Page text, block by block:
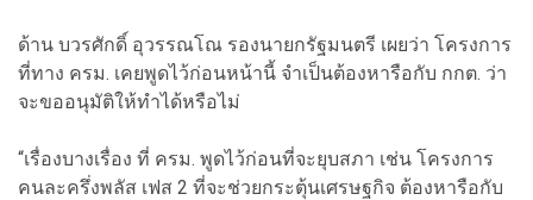
ด้าน บวรศักดิ์ อุวรรณโณ รองนายกรัฐมนตรี เผยว่า โครงการ
ที่ทาง ครม. เคยพูดไว้ก่อนหน้านี้ จำเป็นต้องหารือกับ กกต. ว่า
จะขออนุมัติให้ทำได้หรือไม่
“เรื่องบางเรื่อง ที่ ครม. พูดไว้ก่อนที่จะยุบสภา เช่น โครงการ
คนละครึ่งพลัส เฟส 2 ที่จะช่วยกระตุ้นเศรษฐกิจ ต้องหารือกับ